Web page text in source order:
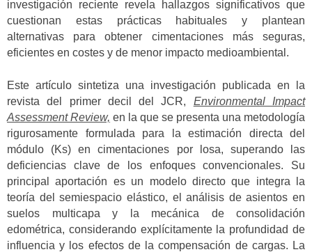
investigación reciente revela hallazgos significativos que
cuestionan estas prácticas habituales y plantean
alternativas para obtener cimentaciones más seguras,
eficientes en costes y de menor impacto medioambiental.
Este artículo sintetiza una investigación publicada en la
revista del primer decil del JCR, Environmental Impact
Assessment Review, en la que se presenta una metodología
rigurosamente formulada para la estimación directa del
módulo (Ks) en cimentaciones por losa, superando las
deficiencias clave de los enfoques convencionales. Su
principal aportación es un modelo directo que integra la
teoría del semiespacio elástico, el análisis de asientos en
suelos multicapa y la mecánica de consolidación
edométrica, considerando explícitamente la profundidad de
influencia y los efectos de la compensación de cargas. La